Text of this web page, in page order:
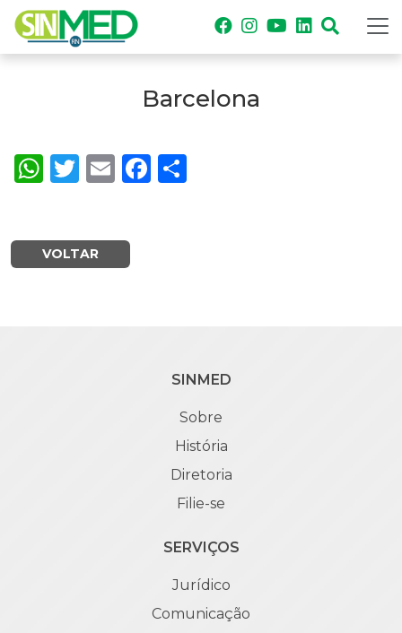
Barcelona
WhatsApp
Twitter
EmailFacebook
VOLTAR
SINMED
Sobre
História
Diretoria
Filie-se
SERVIÇOS
Jurídico
Comunicação